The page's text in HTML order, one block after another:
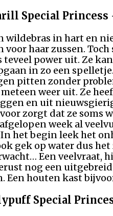
Special
wildebras in hart en
voor haar zussen.
teveel power uit. Ze
in zo een
pitten zonder
weer uit. Ze
en uit
zorgt dat ze soms
week al
het begin leek het
gek op water dus
Een veelvraat,
nog een
Een houten kast
Special